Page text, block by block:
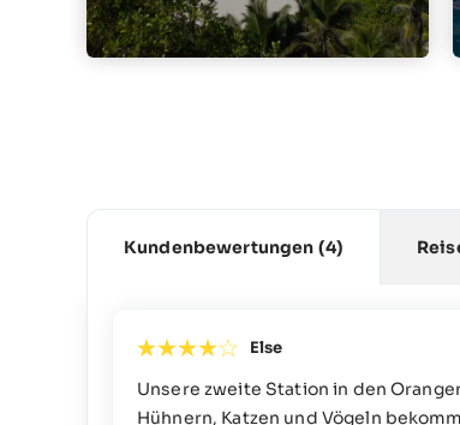
Kundenbewertungen (4)
Else
Unsere zweite Station in den
Hühnern, Katzen und Vögeln